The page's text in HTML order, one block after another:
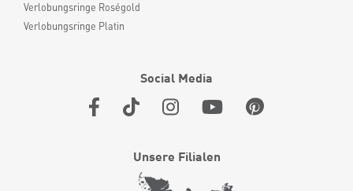
Verlobungsringe Roségold
Verlobungsringe Platin
Social Media
Unsere Filialen